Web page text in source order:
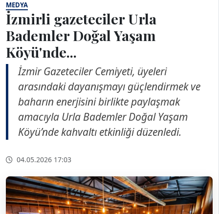
MEDYA
İzmirli gazeteciler Urla
Bademler Doğal Yaşam
Köyü'nde...
İzmir Gazeteciler Cemiyeti, üyeleri
arasındaki dayanışmayı güçlendirmek ve
baharın enerjisini birlikte paylaşmak
amacıyla Urla Bademler Doğal Yaşam
Köyü’nde kahvaltı etkinliği düzenledi.
04.05.2026 17:03